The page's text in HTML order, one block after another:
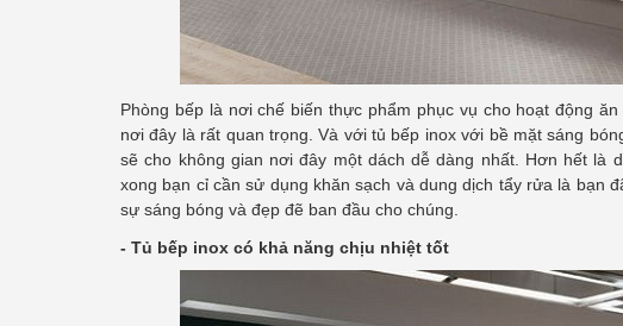
Phòng bếp là nơi chế biến thực phẩm phục vụ cho hoạt động
nơi đây là rất quan trọng. Và với tủ bếp inox với bề mặt sáng
sẽ cho không gian nơi đây một dách dễ dàng nhất. Hơn hết là
xong bạn cỉ cần sử dụng khăn sạch và dung dịch tẩy rửa là bạn
sự sáng bóng và đẹp đẽ ban đầu cho chúng.
- Tủ bếp inox có khả năng chịu nhiệt tốt